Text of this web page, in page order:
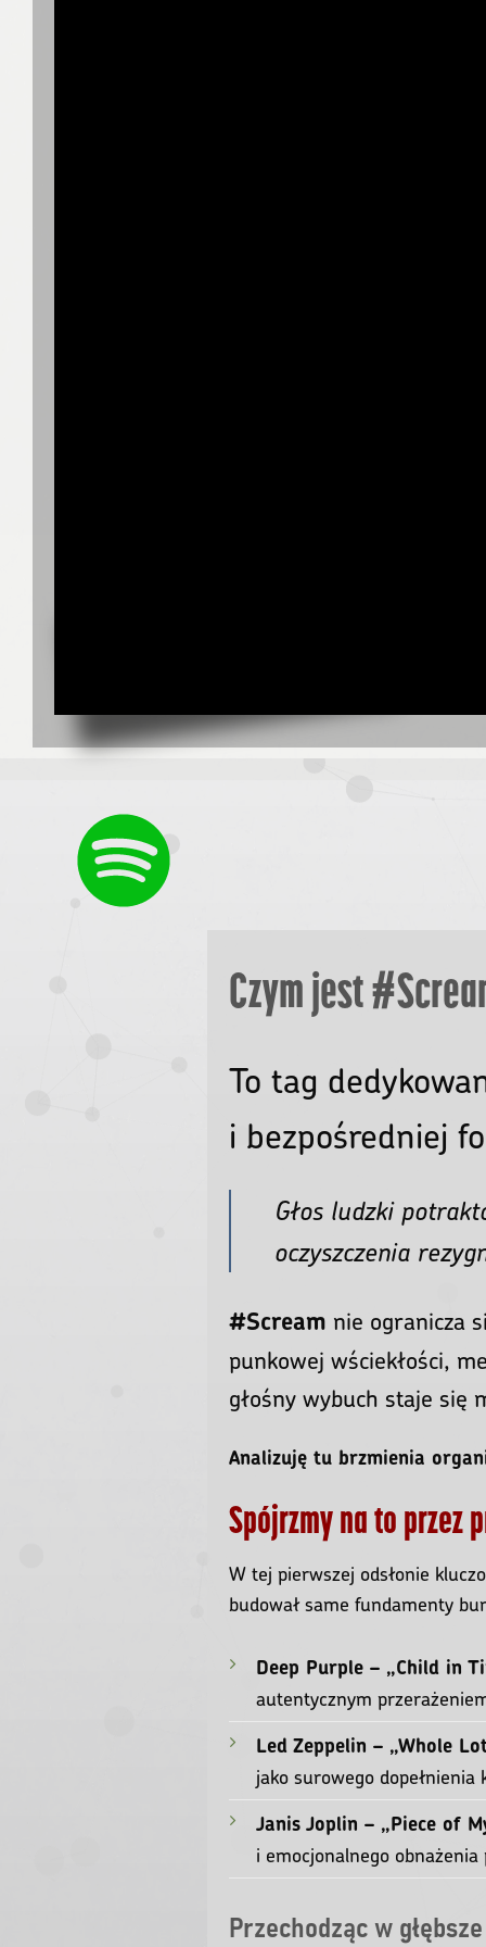
Czym jest
To tag
i bezpośredniej
Głos ludzki
oczyszczenia
#Scream nie ogranicza
punkowej wściekłości,
głośny wybuch staje się
Analizuję tu brzmienia
Spójrzmy na to przez
W tej pierwszej odsłonie
budował same fundamenty
Deep Purple – „Child in
autentycznym
Led Zeppelin – „Whole
jako surowego
Janis Joplin – „Piece of
i emocjonalnego obnażenia
Przechodząc w